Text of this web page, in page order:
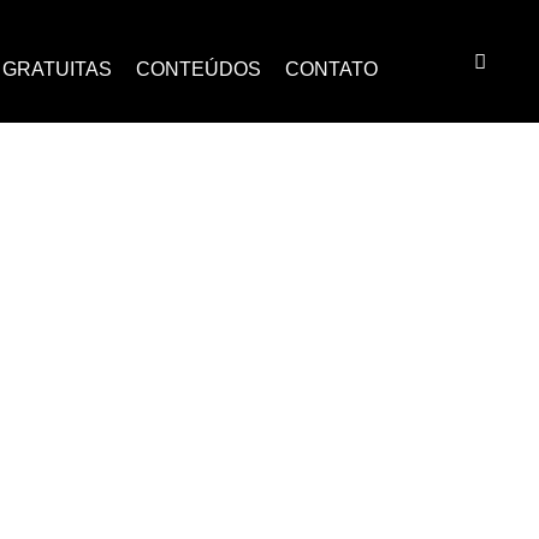
CONTEÚDOS CONTATO